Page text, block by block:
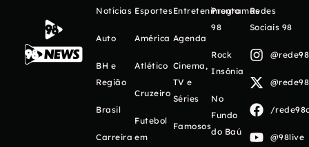
Notícias
Auto
BH e
Região
Brasil
Carreira
Esportes
América
Atlético
Cruzeiro
Futebol
em
Entretenimento
Agenda
Cinema,
TV e
Séries
Famosos
Programas
98
Rock
Insônia
No
Fundo
do Baú
Redes
Sociais 98
/
@98live